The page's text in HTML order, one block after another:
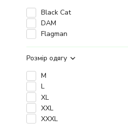
Black Cat
DAM
Flagman
Розмір одягу
M
L
XL
XXL
XXXL